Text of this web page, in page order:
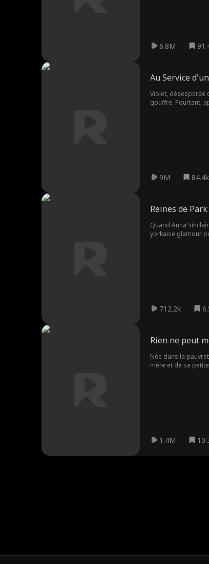
6.8M
Au Service
Violet, désespérée
gouffre. Pourtant,
9M 84.4k
Reines de
Quand Anna
yorkaise glamour
712.2k
Rien ne peut
Née dans la
mère et de sa
1.4M